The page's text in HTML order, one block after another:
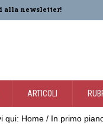
alla newsletter!
ARTICOLI
qui: Home / In primo